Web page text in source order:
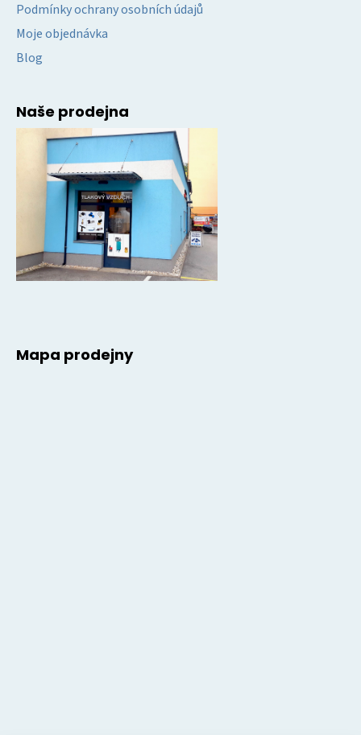
Podmínky ochrany osobních údajů
Moje objednávka
Blog
Naše prodejna
Mapa prodejny